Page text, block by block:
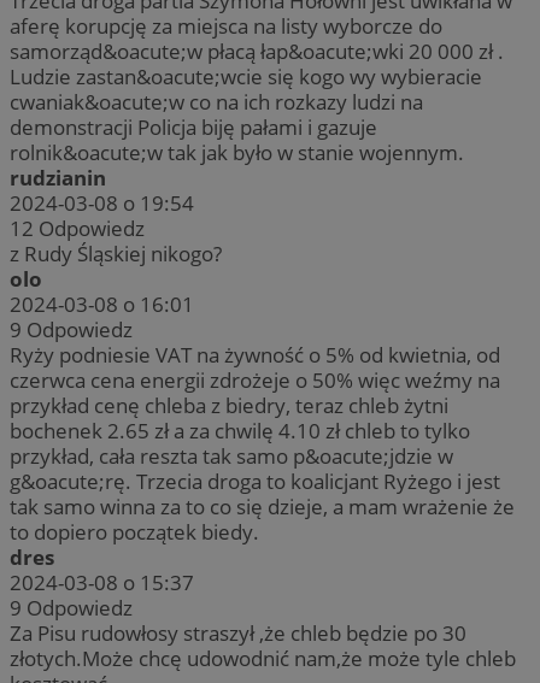
aferę korupcję za miejsca na listy wyborcze do
samorząd&oacute;w płacą łap&oacute;wki 20 000 zł .
Ludzie zastan&oacute;wcie się kogo wy wybieracie
cwaniak&oacute;w co na ich rozkazy ludzi na
demonstracji Policja biję pałami i gazuje
rolnik&oacute;w tak jak było w stanie wojennym.
rudzianin
2024-03-08 o 19:54
12 Odpowiedz
z Rudy Śląskiej nikogo?
olo
2024-03-08 o 16:01
9 Odpowiedz
Ryży podniesie VAT na żywność o 5% od kwietnia, od
czerwca cena energii zdrożeje o 50% więc weźmy na
przykład cenę chleba z biedry, teraz chleb żytni
bochenek 2.65 zł a za chwilę 4.10 zł chleb to tylko
przykład, cała reszta tak samo p&oacute;jdzie w
g&oacute;rę. Trzecia droga to koalicjant Ryżego i jest
tak samo winna za to co się dzieje, a mam wrażenie że
to dopiero początek biedy.
dres
2024-03-08 o 15:37
9 Odpowiedz
Za Pisu rudowłosy straszył ,że chleb będzie po 30
złotych.Może chcę udowodnić nam,że może tyle chleb